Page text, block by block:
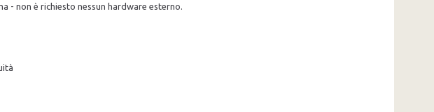
- non è richiesto nessun hardware esterno.